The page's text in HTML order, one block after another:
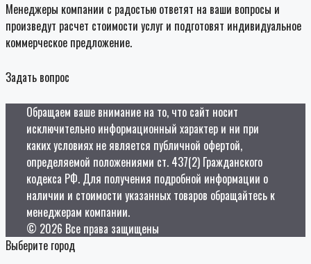
Менеджеры компании с радостью ответят на ваши вопросы и
произведут расчет стоимости услуг и подготовят индивидуальное
коммерческое предложение.
Задать вопрос
Обращаем ваше внимание на то, что сайт носит
исключительно информационный характер и ни при
каких условиях не является публичной офертой,
определяемой положениями ст. 437(2) Гражданского
кодекса РФ. Для получения подробной информации о
наличии и стоимости указанных товаров обращайтесь к
менеджерам компании.
© 2026 Все права защищены
Выберите город